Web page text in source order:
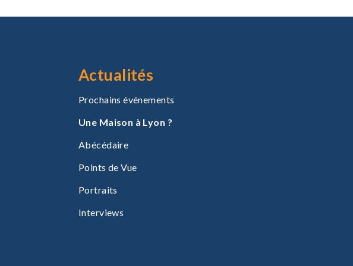
Actualités
Prochains événements
Une Maison à Lyon ?
Abécédaire
Points de Vue
Portraits
Interviews